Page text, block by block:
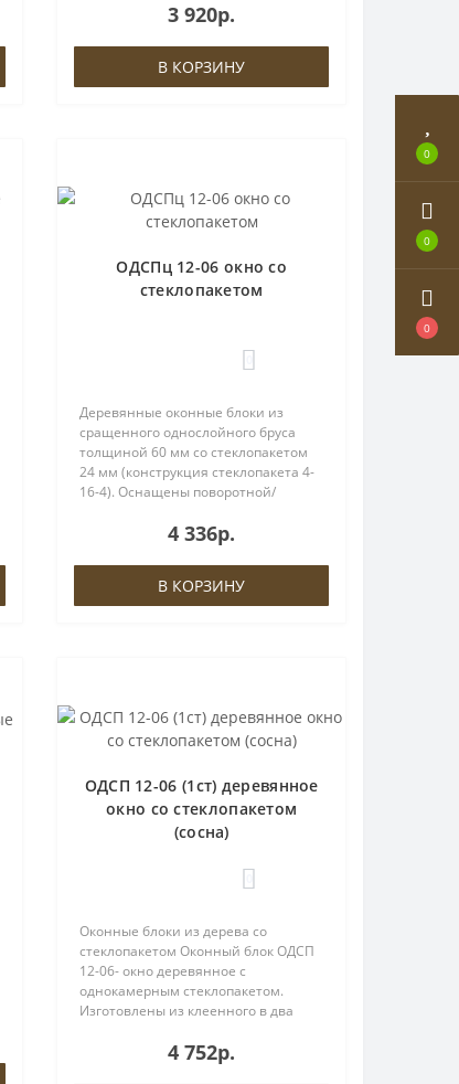
0
0
0
Оснащены поворотной фурнитурой
МАСО, евроручкой МАСО и
ввёртными петлями.За..
3 920р.
В КОРЗИНУ
ОДСПц 12-06 окно со
стеклопакетом
Деревянные оконные блоки из
сращенного однослойного бруса
толщиной 60 мм со стеклопакетом
24 мм (конструкция стеклопакета 4-
16-4). Оснащены поворотной/
ROTO, евроручкой и ввёртными
петлями либо петлями ROTO.На
створках пр..
4 336р.
В КОРЗИНУ
ОДСП 12-06 (1ст) деревянное
окно со стеклопакетом
(сосна)
Оконные блоки из дерева со
стеклопакетом Оконный блок ОДСП
12-06- окно деревянное с
однокамерным стеклопакетом.
Изготовлены из клеенного в два
Оснащены поворотной фурнитурой
МАСО, евроручкой МАСО и
4 752р.